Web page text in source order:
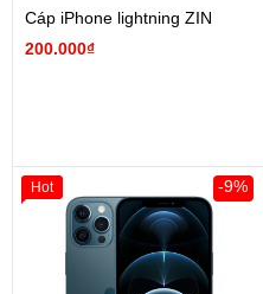
Cáp iPhone lightning ZIN
200.000₫
-9%
Hot